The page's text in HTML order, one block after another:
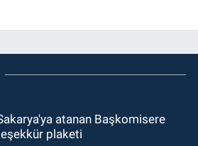
atanan Başkomisere
plaketi